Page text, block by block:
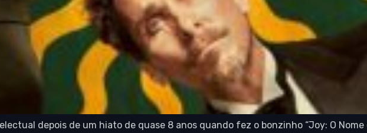
depois de um hiato de quase 8 anos quando fez o bonzinho “Joy: O Nome